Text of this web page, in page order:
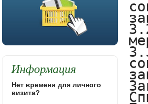
Информация
Нет времени для личного
визита?